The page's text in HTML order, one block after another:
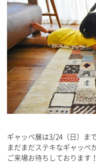
ギャッベ展は3/24（日）ま
まだまだステキなギャッベ
ご来場お待ちしております！